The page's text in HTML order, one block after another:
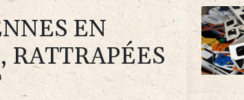
EN
RATTRAPÉES